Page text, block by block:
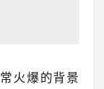
火爆的背景